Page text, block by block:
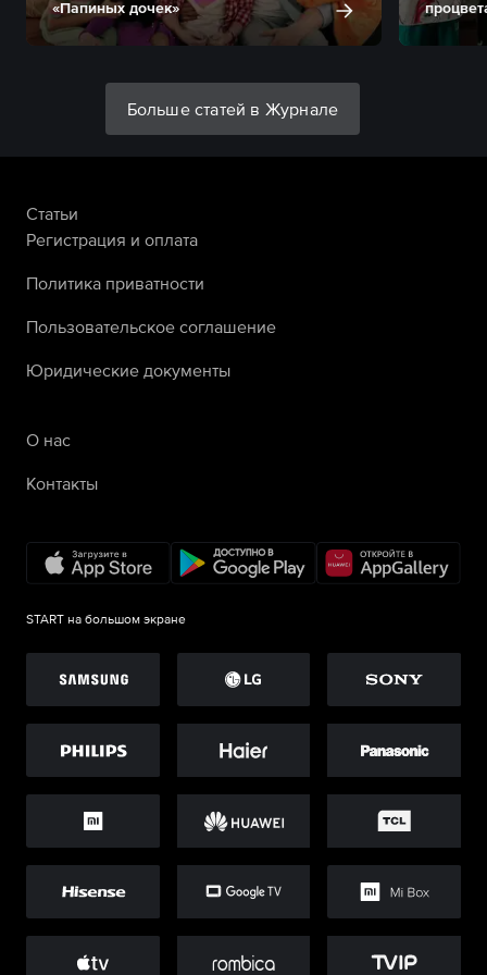
«Папиных дочек»
Больше статей в Журнале
Статьи
Регистрация и оплата
Политика приватности
Пользовательское соглашение
Юридические документы
О нас
Контакты
START на большом экране